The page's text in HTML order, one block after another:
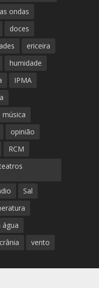
ondas
doces
ericeira
humidade
IPMA
música
opinião
RCM
Sal
vento